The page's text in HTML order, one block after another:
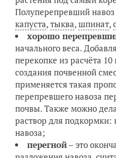
Полуперепревший
капуста,тыква,шпинат,
хорошо
начального веса.
перекопке из расчёта
создания почвенной
применяется такая
перепревшего навоза
почвы. Также можно
раствор для подкормки:
навоза;
перегной– это